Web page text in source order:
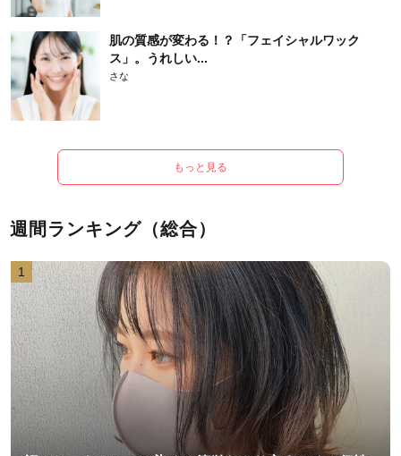
肌の質感が変わる！？「フェイシャルワック
ス」。うれしい...
さな
もっと見る
週間ランキング（総合）
1